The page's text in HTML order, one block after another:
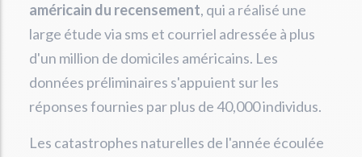
américain du recensement, qui a réalisé une
large étude via sms et courriel adressée à plus
d'un million de domiciles américains. Les
données préliminaires s'appuient sur les
réponses fournies par plus de 40,000 individus.
Les catastrophes naturelles de l'année écoulée